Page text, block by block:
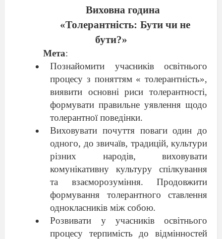
Виховна година
«Толерантність: Бути чи не
бути?»
Мета:
Познайомити учасників освітнього
процесу з поняттям « толерантність»,
виявити основні риси толерантності,
формувати правильне уявлення щодо
толерантної поведінки.
Виховувати почуття поваги один до
одного, до звичаїв, традицій, культури
різних народів, виховувати
комунікативну культуру спілкування
та взаєморозуміння. Продовжити
формування толерантного ставлення
однокласників між собою.
Розвивати у учасників освітнього
процесу терпимість до відмінностей